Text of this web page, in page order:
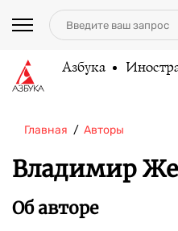
Азбука
Главная Авторы
Владимир
Об авторе